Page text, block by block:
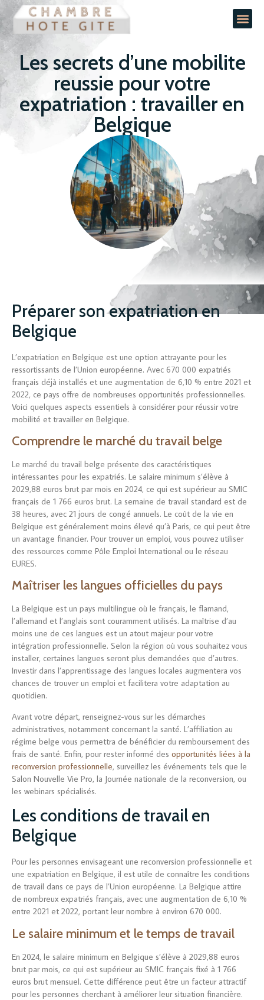
Les secrets d’une mobilite
reussie pour votre
expatriation : travailler en
Belgique
Préparer son expatriation en
Belgique
L’expatriation en Belgique est une option attrayante pour les
ressortissants de l’Union européenne. Avec 670 000 expatriés
français déjà installés et une augmentation de 6,10 % entre 2021 et
2022, ce pays offre de nombreuses opportunités professionnelles.
Voici quelques aspects essentiels à considérer pour réussir votre
mobilité et travailler en Belgique.
Comprendre le marché du travail belge
Le marché du travail belge présente des caractéristiques
intéressantes pour les expatriés. Le salaire minimum s’élève à
2029,88 euros brut par mois en 2024, ce qui est supérieur au SMIC
français de 1 766 euros brut. La semaine de travail standard est de
38 heures, avec 21 jours de congé annuels. Le coût de la vie en
Belgique est généralement moins élevé qu’à Paris, ce qui peut être
un avantage financier. Pour trouver un emploi, vous pouvez utiliser
des ressources comme Pôle Emploi International ou le réseau
EURES.
Maîtriser les langues officielles du pays
La Belgique est un pays multilingue où le français, le flamand,
l’allemand et l’anglais sont couramment utilisés. La maîtrise d’au
moins une de ces langues est un atout majeur pour votre
intégration professionnelle. Selon la région où vous souhaitez vous
installer, certaines langues seront plus demandées que d’autres.
Investir dans l’apprentissage des langues locales augmentera vos
chances de trouver un emploi et facilitera votre adaptation au
quotidien.
Avant votre départ, renseignez-vous sur les démarches
administratives, notamment concernant la santé. L’affiliation au
régime belge vous permettra de bénéficier du remboursement des
frais de santé. Enfin, pour rester informé des opportunités liées à la
reconversion professionnelle, surveillez les événements tels que le
Salon Nouvelle Vie Pro, la Journée nationale de la reconversion, ou
les webinars spécialisés.
Les conditions de travail en
Belgique
Pour les personnes envisageant une reconversion professionnelle et
une expatriation en Belgique, il est utile de connaître les conditions
de travail dans ce pays de l’Union européenne. La Belgique attire
de nombreux expatriés français, avec une augmentation de 6,10 %
entre 2021 et 2022, portant leur nombre à environ 670 000.
Le salaire minimum et le temps de travail
En 2024, le salaire minimum en Belgique s’élève à 2029,88 euros
brut par mois, ce qui est supérieur au SMIC français fixé à 1 766
euros brut mensuel. Cette différence peut être un facteur attractif
pour les personnes cherchant à améliorer leur situation financière.